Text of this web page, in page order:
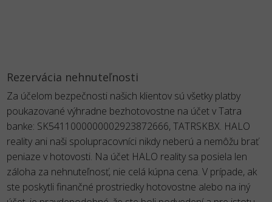
Rezervácia nehnuteľnosti
Za účelom bezpečnosti našich klientov sú všetky platby
poukazované výhradne bezhotovostne na účet v Tatra
banke: SK5411000000002923872666, TATRSKBX. HALO
reality ani naši spolupracovníci nikdy neberú a nemôžu brať
peniaze v hotovosti. Na účet HALO reality sa posiela len
záloha za nehnuteľnosť, nie celá kúpna cena. V prípade, ak
ste poskytli finančné prostriedky hotovostne alebo na iný